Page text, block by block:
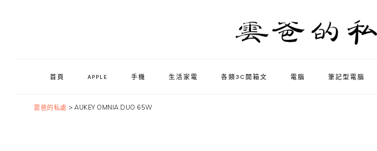
首頁 APPLE 手機 生活家電 各類3C開箱文 電腦 筆記型電腦
雲爸的私處 > AUKEY OMNIA DUO 65W